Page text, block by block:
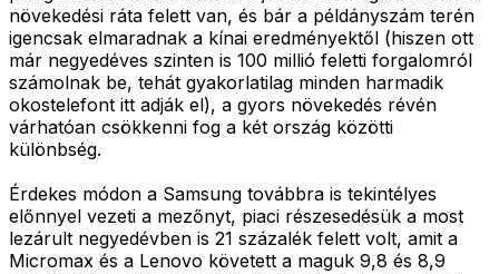
növekedési ráta felett van, és bár a példányszám terén
igencsak elmaradnak a kínai eredményektől (hiszen ott
már negyedéves szinten is 100 millió feletti forgalomról
számolnak be, tehát gyakorlatilag minden harmadik
okostelefont itt adják el), a gyors növekedés révén
várhatóan csökkenni fog a két ország közötti
különbség.
Érdekes módon a Samsung továbbra is tekintélyes
előnnyel vezeti a mezőnyt, piaci részesedésük a most
lezárult negyedévben is 21 százalék felett volt, amit a
Micromax és a Lenovo követett a maguk 9,8 és 8,9